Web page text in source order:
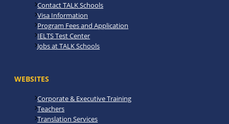
Contact TALK Schools
Visa Information
Program Fees and Application
IELTS Test Center
Jobs at TALK Schools
WEBSITES
Corporate & Executive Training
Teachers
Translation Services